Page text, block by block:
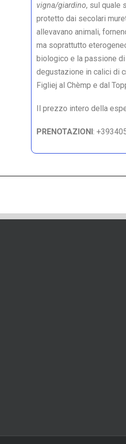
vigna/giardino, sul quale
protetto dai secolari
allevavano animali,
ma soprattutto
biologico e la passione di
degustazione in calici di
Figliej al Chèmp e dal
Il prezzo intero della
PRENOTAZIONI :